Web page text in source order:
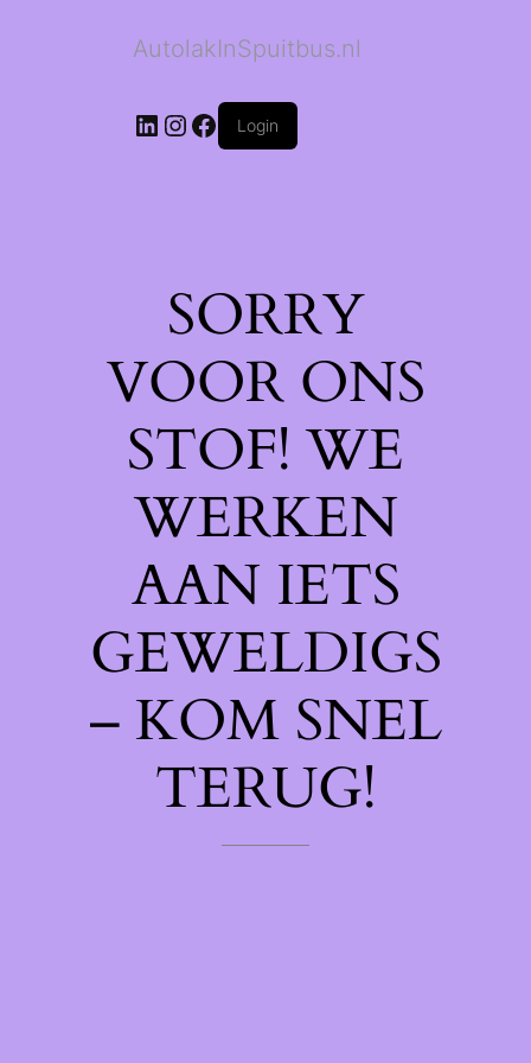
AutolakInSpuitbus.nl
LinkedIn
Instagram
Facebook
Login
SORRY
VOOR ONS
STOF! WE
WERKEN
AAN IETS
GEWELDIGS
– KOM SNEL
TERUG!